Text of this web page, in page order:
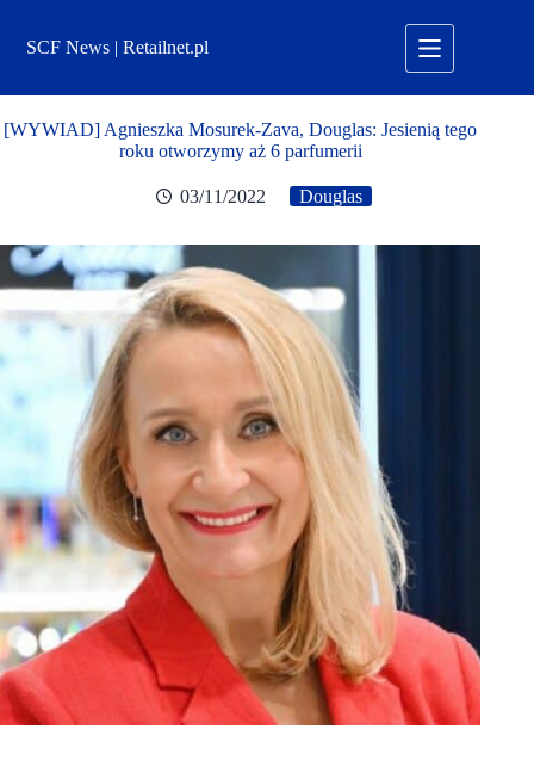
treściSCF News | Retailnet.pl
[WYWIAD] Agnieszka Mosurek-Zava, Douglas: Jesienią tego
roku otworzymy aż 6 parfumerii
03/11/2022 Douglas